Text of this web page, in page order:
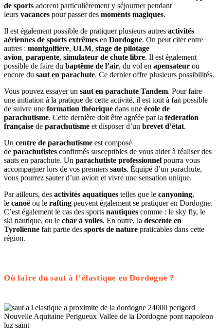
de sports adorent particulièrement y séjourner pendant
leurs vacances pour passer des moments magiques.
Il est également possible de pratiquer plusieurs autres activités
aériennes de sports extrêmes en Dordogne. On peut citer entre
autres : montgolfière, ULM, stage de pilotage
avion, parapente, simulateur de chute libre. Il est également
possible de faire du baptême de l’air, du vol en apensateur ou
encore du saut en parachute. Ce dernier offre plusieurs possibilités.
Vous pouvez essayer un saut en parachute Tandem. Pour faire
une initiation à la pratique de cette activité, il est tout à fait possible
de suivre une formation théorique dans une école de
parachutisme. Cette dernière doit être agréée par la fédération
française de parachutisme et disposer d’un brevet d’état.
Un centre de parachutisme est composé
de parachutistes confirmés susceptibles de vous aider à réaliser des
sauts en parachute. Un parachutiste professionnel pourra vous
accompagner lors de vos premiers sauts. Équipé d’un parachute,
vous pourrez sauter d’un avion et vivre une sensation unique.
Par ailleurs, des activités aquatiques telles que le canyoning,
le canoë ou le rafting peuvent également se pratiquer en Dordogne.
C’est également le cas des sports nautiques comme : le sky fly, le
ski nautique, ou le char à voiles. En outre, la descente en
Tyrolienne fait partie des sports de nature praticables dans cette
région.
Où faire du saut à l’élastique en Dordogne ?